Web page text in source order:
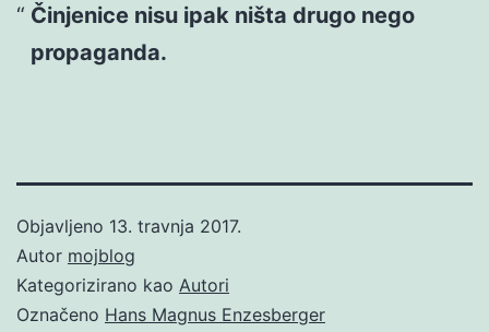
Činjenice nisu ipak ništa drugo nego
propaganda.
Objavljeno 13. travnja 2017.
Autor mojblog
Kategorizirano kao Autori
Označeno Hans Magnus Enzesberger